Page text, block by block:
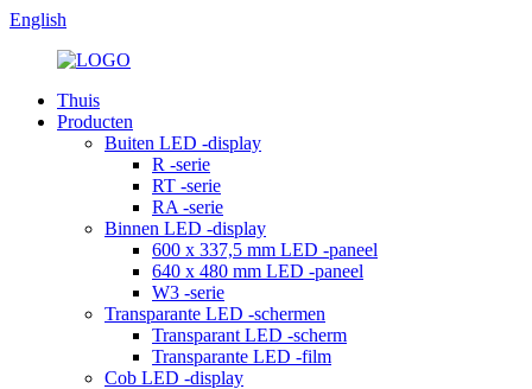
English
Thuis
Producten
Buiten LED -display
R -serie
RT -serie
RA -serie
Binnen LED -display
600 x 337,5 mm LED -paneel
640 x 480 mm LED -paneel
W3 -serie
Transparante LED -schermen
Transparant LED -scherm
Transparante LED -film
Cob LED -display